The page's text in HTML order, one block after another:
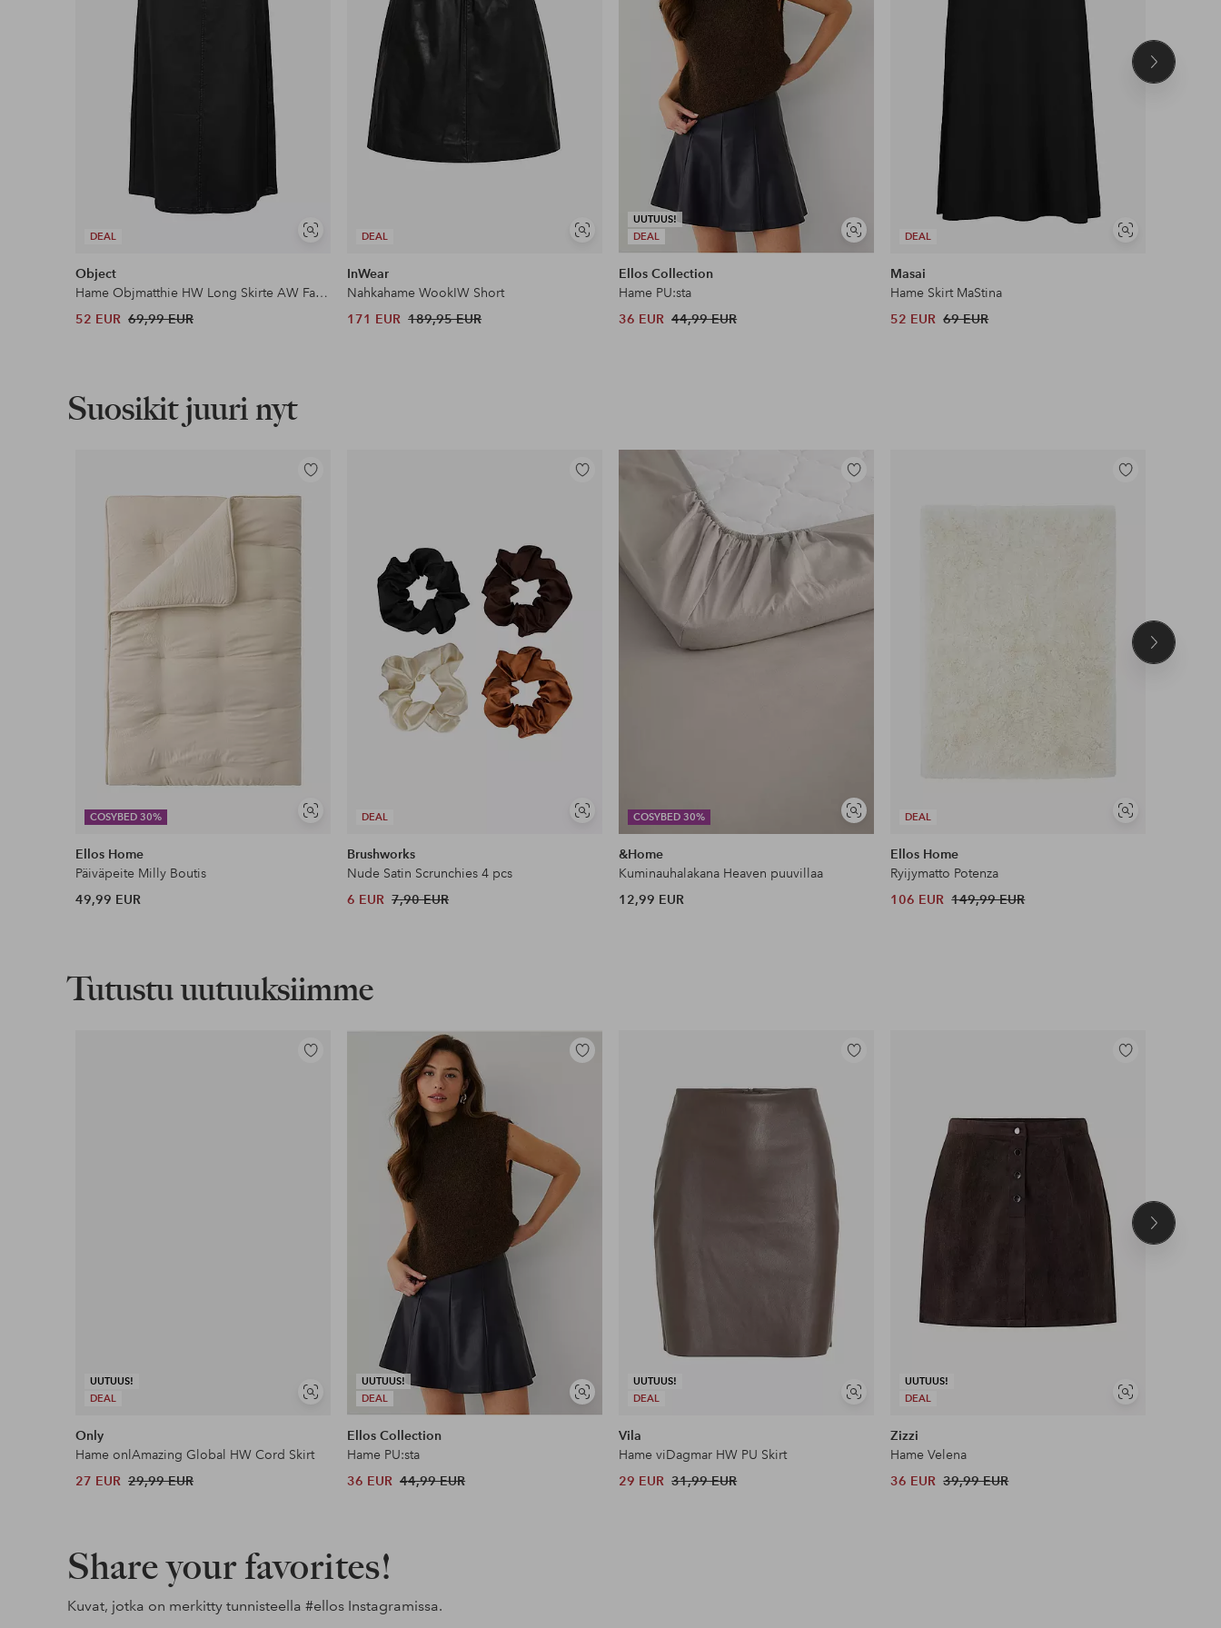
DEAL
Näytä
Object
Hame Objmatthie HW Long Skirte AW Fair 2
52 EUR 69,99 EUR
DEAL
Näytä
samankaltaisia
InWear
Nahkahame WookIW Short
171 EUR 189,95 EUR
UUTUUS!
DEAL
Näytä
samankaltaisia
Ellos Collection
Hame PU:sta
36 EUR 44,99 EUR
DEAL
Näytä
Masai
Hame Skirt MaStina
52 EUR 69 EUR
Seuraava
Suosikit juuri nyt
COSYBED 30%
Näytä
Lisää
suosikkeihin
Ellos Home
Päiväpeite Milly Boutis
49,99 EUR
DEAL
Näytä
samankaltaisia
Lisää
Brushworks
Nude Satin Scrunchies 4 pcs
6 EUR 7,90 EUR
COSYBED 30%
Näytä
samankaltaisia
Lisää
&Home
Kuminauhalakana Heaven puuvillaa
12,99 EUR
DEAL
Näytä
Lisää
Ellos Home
Ryijymatto Potenza
106 EUR 149,99 EUR
Seuraava
Tutustu uutuuksiimme
UUTUUS!
DEAL
Näytä
samankaltaisia
Lisää
Only
Hame onlAmazing Global HW Cord Skirt
27 EUR 29,99 EUR
UUTUUS!
DEAL
Näytä
samankaltaisia
Lisää
Ellos Collection
Hame PU:sta
36 EUR 44,99 EUR
UUTUUS!
DEAL
Näytä
Lisää
Vila
Hame viDagmar HW PU Skirt
29 EUR 31,99 EUR
UUTUUS!
DEAL
Näytä
Lisää
Zizzi
Hame Velena
36 EUR 39,99 EUR
Seuraava
Share your favorites!
Kuvat, jotka on merkitty tunnisteella #ellosInstagramissa.